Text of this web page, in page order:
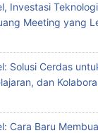
Investasi Teknologi
Meeting yang
Solusi Cerdas
dan
Cara Baru